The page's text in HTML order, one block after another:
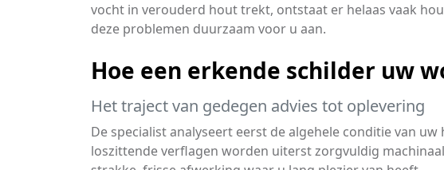
vocht in verouderd hout trekt, ontstaat er helaas vaak
deze problemen duurzaam voor u aan.
Hoe een erkende schilder uw
Het traject van gedegen advies tot oplevering
De specialist analyseert eerst de algehele conditie van
loszittende verflagen worden uiterst zorgvuldig